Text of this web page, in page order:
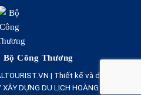
Công Thương
| Thiết kế và duy trì
DỰNG DU LỊCH HOÀNG GIA